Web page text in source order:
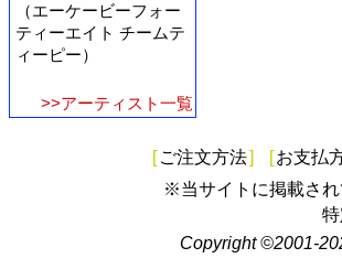
（エーケービーフォー
ティーエイト チームテ
ィーピー）
>>アーティスト一覧
[ ご注文方法] [お支払
※当サイトに掲載さ
Copyright ©2001-